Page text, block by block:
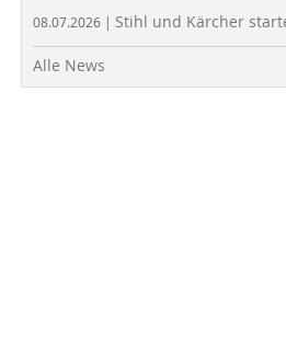
08.07.2026 | Stihl und Kärcher
Alle News